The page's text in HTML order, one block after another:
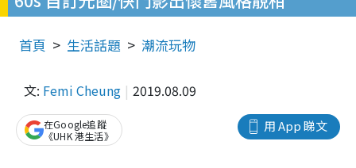
首頁 生活話題 潮流玩物
文: Femi Cheung 2019.08.09
用 App 睇文
在Google追蹤
《UHK 港生活》